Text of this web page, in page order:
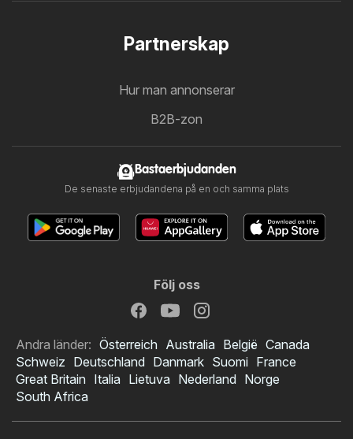
Partnerskap
Hur man annonserar
B2B-zon
Bastaerbjudanden
De senaste erbjudandena på en och samma plats
Följ oss
Andra länder: Österreich Australia België Canada
Schweiz Deutschland Danmark Suomi France
Great Britain Italia Lietuva Nederland Norge
South Africa